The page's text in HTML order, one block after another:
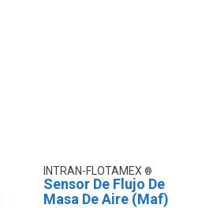
INTRAN-FLOTAMEX
Sensor De Flujo De
Masa De Aire (Maf)